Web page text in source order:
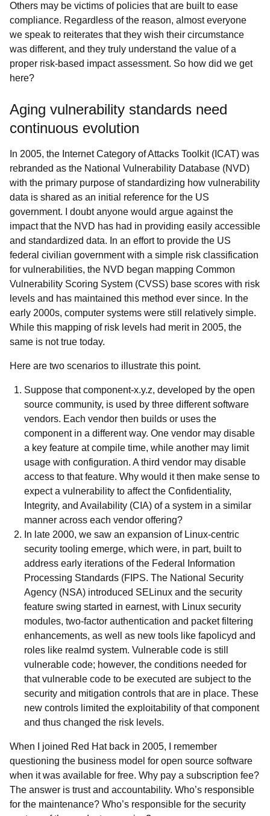
Others may be victims of policies that are built to ease
compliance. Regardless of the reason, almost everyone
we speak to reiterates that they wish their circumstance
was different, and they truly understand the value of a
proper risk-based impact assessment. So how did we get
here?
Aging vulnerability standards need
continuous evolution
In 2005, the Internet Category of Attacks Toolkit (ICAT) was
rebranded as the National Vulnerability Database (NVD)
with the primary purpose of standardizing how vulnerability
data is shared as an initial reference for the US
government. I doubt anyone would argue against the
impact that the NVD has had in providing easily accessible
and standardized data. In an effort to provide the US
federal civilian government with a simple risk classification
for vulnerabilities, the NVD began mapping Common
Vulnerability Scoring System (CVSS) base scores with risk
levels and has maintained this method ever since. In the
early 2000s, computer systems were still relatively simple.
While this mapping of risk levels had merit in 2005, the
same is not true today.
Here are two scenarios to illustrate this point.
Suppose that component-x.y.z, developed by the open
source community, is used by three different software
vendors. Each vendor then builds or uses the
component in a different way. One vendor may disable
a key feature at compile time, while another may limit
usage with configuration. A third vendor may disable
access to that feature. Why would it then make sense to
expect a vulnerability to affect the Confidentiality,
Integrity, and Availability (CIA) of a system in a similar
manner across each vendor offering?
In late 2000, we saw an expansion of Linux-centric
security tooling emerge, which were, in part, built to
address early iterations of the Federal Information
Processing Standards (FIPS. The National Security
Agency (NSA) introduced SELinux and the security
feature swing started in earnest, with Linux security
modules, two-factor authentication and packet filtering
enhancements, as well as new tools like fapolicyd and
roles like realmd system. Vulnerable code is still
vulnerable code; however, the conditions needed for
that vulnerable code to be executed are subject to the
security and mitigation controls that are in place. These
new controls limited the exploitability of that component
and thus changed the risk levels.
When I joined Red Hat back in 2005, I remember
questioning the business model for open source software
when it was available for free. Why pay a subscription fee?
The answer is trust and accountability. Who’s responsible
for the maintenance? Who’s responsible for the security